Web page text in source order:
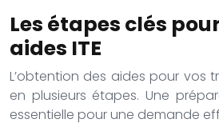
Les étapes clés
aides ITE
L’obtention des aides pour vos
en plusieurs étapes. Une
essentielle pour une demande